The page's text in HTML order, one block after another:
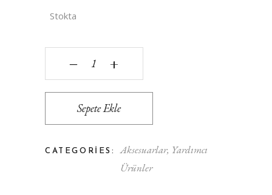
Stokta
Metal kapama - 10 Adet quantity
‒ +
Sepete Ekle
CATEGORIES: Aksesuarlar, Yardımcı
Ürünler